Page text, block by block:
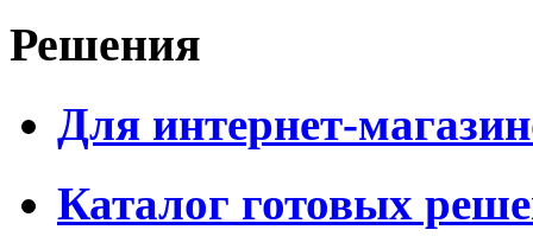
Решения
Для интернет-
Каталог готовых